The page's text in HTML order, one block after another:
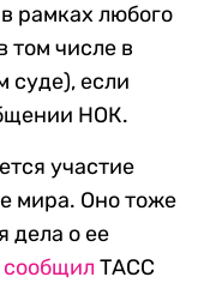
рамках любого
том числе в
суде), если
НОК.
участие
мира. Оно тоже
дела о ее
сообщил ТАСС